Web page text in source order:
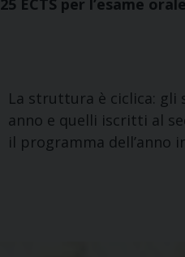
La struttura è ciclica:
anno e quelli iscritti al
il programma dell’anno